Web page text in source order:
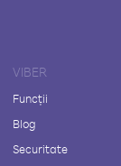
VIBER
Funcții
Blog
Securitate